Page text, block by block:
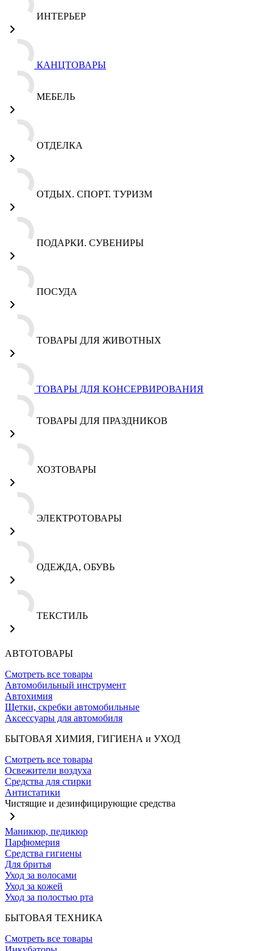
ИНТЕРЬЕР
КАНЦТОВАРЫ
МЕБЕЛЬ
ОТДЕЛКА
ОТДЫХ. СПОРТ. ТУРИЗМ
ПОДАРКИ. СУВЕНИРЫ
ПОСУДА
ТОВАРЫ ДЛЯ ЖИВОТНЫХ
ТОВАРЫ ДЛЯ КОНСЕРВИРОВАНИЯ
ТОВАРЫ ДЛЯ ПРАЗДНИКОВ
ХОЗТОВАРЫ
ЭЛЕКТРОТОВАРЫ
ОДЕЖДА, ОБУВЬ
ТЕКСТИЛЬ
АВТОТОВАРЫ
Смотреть все товары
Автомобильный инструмент
Автохимия
Щетки, скребки автомобильные
Аксессуары для автомобиля
БЫТОВАЯ ХИМИЯ, ГИГИЕНА и УХОД
Смотреть все товары
Освежители воздуха
Средства для стирки
Антистатики
Чистящие и дезинфицирующие средства
Маникюр, педикюр
Парфюмерия
Средства гигиены
Для бритья
Уход за волосами
Уход за кожей
Уход за полостью рта
БЫТОВАЯ ТЕХНИКА
Смотреть все товары